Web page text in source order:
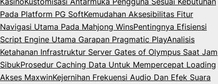
Pada Platform PG SoftKemudahan Aksesibilitas Fitur
Navigasi Utama Pada Mahjong WinsPentingnya Efisiensi
Script Engine Utama Garapan Pragmatic PlayAnalisis
Ketahanan Infrastruktur Server Gates of Olympus Saat Jam
SibukProsedur Caching Data Untuk Mempercepat Loading
Akses MaxwinKejernihan Frekuensi Audio Dan Efek Suara